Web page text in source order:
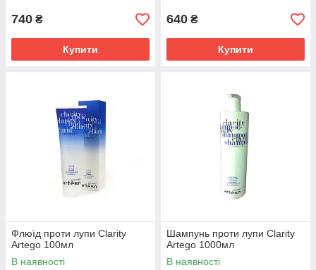
740 ₴
Купити
640 ₴
Купити
Флюїд проти лупи Clarity
Artego 100мл
В наявності
Шампунь проти лупи Clarity
Artego 1000мл
В наявності